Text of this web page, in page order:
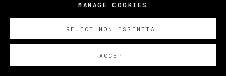
MANAGE COOKIES
REJECT NON ESSENTIAL
ACCEPT